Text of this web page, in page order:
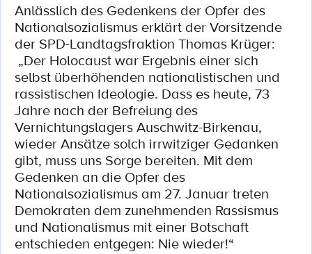
Anlässlich des Gedenkens der Opfer des
Nationalsozialismus erklärt der Vorsitzende
der SPD-Landtagsfraktion Thomas Krüger:
„Der Holocaust war Ergebnis einer sich
selbst überhöhenden nationalistischen und
rassistischen Ideologie. Dass es heute, 73
Jahre nach der Befreiung des
Vernichtungslagers Auschwitz-Birkenau,
wieder Ansätze solch irrwitziger Gedanken
gibt, muss uns Sorge bereiten. Mit dem
Gedenken an die Opfer des
Nationalsozialismus am 27. Januar treten
Demokraten dem zunehmenden Rassismus
und Nationalismus mit einer Botschaft
entschieden entgegen: Nie wieder!“